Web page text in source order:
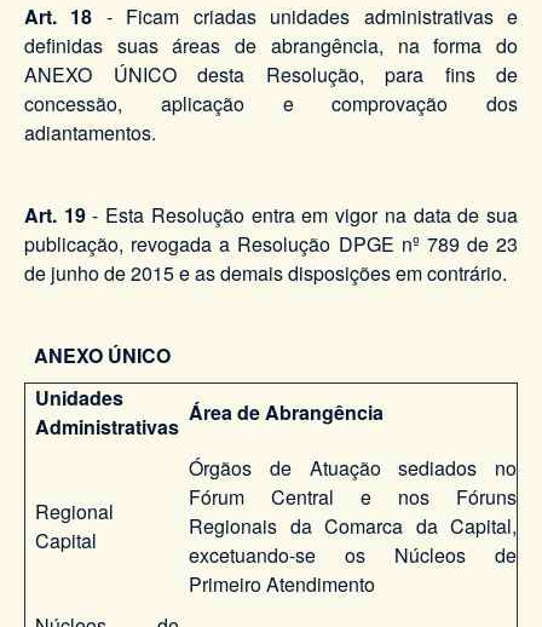
Art. 18 - Ficam criadas unidades administrativas e
definidas suas áreas de abrangência, na forma do
ANEXO ÚNICO desta Resolução, para fins de
concessão, aplicação e comprovação dos
adiantamentos.
Art. 19- Esta Resolução entra em vigor na data de sua
publicação, revogada a Resolução DPGE nº 789 de 23
de junho de 2015 e as demais disposições em contrário.
ANEXO ÚNICO
Unidades
Administrativas
Área de Abrangência
Regional
Capital
Órgãos de Atuação sediados no
Fórum Central e nos Fóruns
Regionais da Comarca da Capital,
excetuando-se os Núcleos de
Primeiro Atendimento